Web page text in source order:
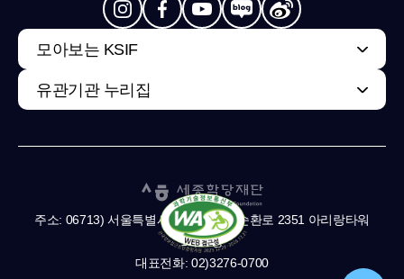
모아보는 KSIF
유관기관 누리집
주소: 06713) 서울특별시 서초구 남부순환로 2351 아리랑타워
11,13층
대표전화: 02)3276-0700